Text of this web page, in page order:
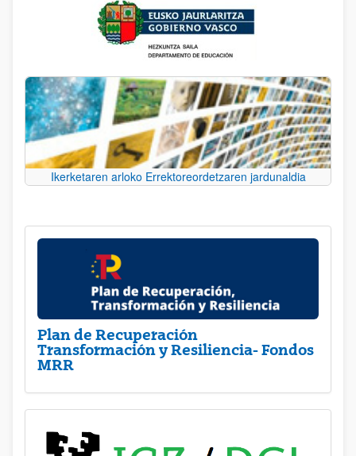
Ikerketaren arloko Errektoreordetzaren jardunaldia
Plan de Recuperación
Transformación y Resiliencia- Fondos
MRR